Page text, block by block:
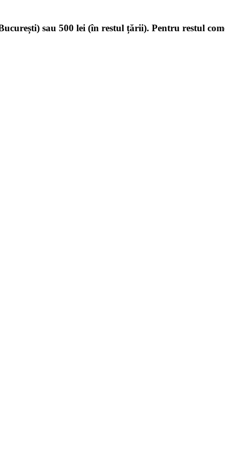
sau 500 lei (în restul țării). Pentru restul